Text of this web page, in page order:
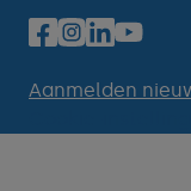
Aanmelden